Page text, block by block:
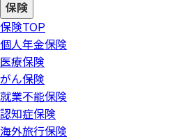
保険
保険TOP
個人年金保険
医療保険
がん保険
就業不能保険
認知症保険
海外旅行保険